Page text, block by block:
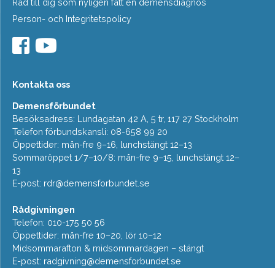
Person- och Integritetspolicy
Kontakta oss
Demensförbundet
Besöksadress: Lundagatan 42 A, 5 tr, 117 27 Stockholm
Telefon förbundskansli: 08-658 99 20
Öppettider: mån-fre 9–16, lunchstängt 12–13
Sommaröppet 1/7–10/8: mån-fre 9–15, lunchstängt 12–
13
E-post: rdr@demensforbundet.se
Rådgivningen
Telefon: 010-175 50 56
Öppettider: mån-fre 10–20, lör 10–12
Midsommarafton & midsommardagen – stängt
E-post: radgivning@demensforbundet.se